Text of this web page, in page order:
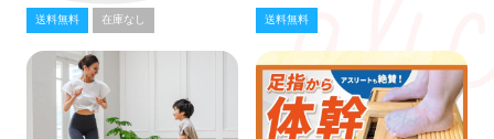
送料無料 在庫なし 送料無料